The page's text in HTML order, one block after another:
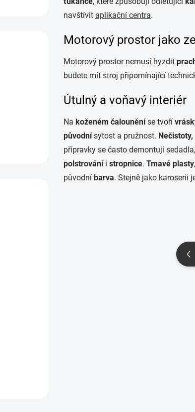
navštívit aplikační centra.
Motorový prostor jako
Motorový prostor nemusí hyzdit
budete mít stroj připomínající
Útulný a voňavý interiér
Na koženém čalouněníse tvoří
původnísytost a pružnost.
přípravky se často demontují sedadla,
polstrováníi stropnice. Tmavé plasty,
původní barva. Stejně jako karoserii